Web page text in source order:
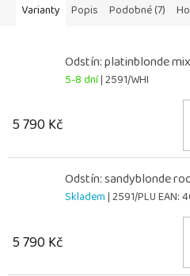
Varianty Popis Podobné (7)
Odstín: platinblonde mix
5-8 dní| 2591/WHI
5 790 Kč
Odstín: sandyblonde
Skladem| 2591/PLUEAN:
5 790 Kč